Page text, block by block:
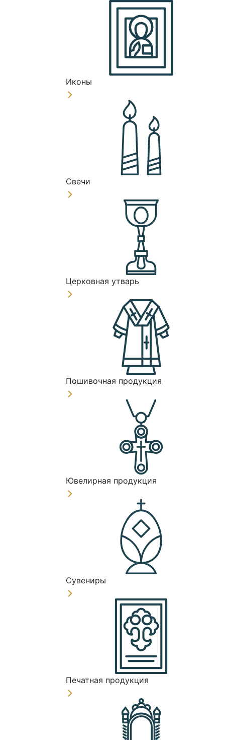
Иконы
Свечи
Церковная утварь
Пошивочная продукция
Ювелирная продукция
Сувениры
Печатная продукция